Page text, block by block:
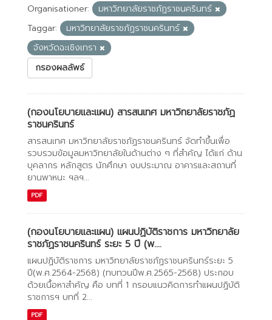
Organisationer:
มหาวิทยาลัยราชภัฏราชนครินทร์
Taggar:
มหาวิทยาลัยราชภัฏราชนครินทร์
จังหวัดฉะเชิงเทรา
กรองผลลัพธ์
(กองนโยบายและแผน) สารสนเทศ มหาวิทยาลัยราชภัฏ
ราชนครินทร์
สารสนเทศ มหาวิทยาลัยราชภัฏราชนครินทร์ จัดทำขึ้นเพื่อ
รวบรวมข้อมูลมหาวิทยาลัยในด้านต่าง ๆ ที่สำคัญ ได้แก่ ด้าน
บุคลากร หลักสูตร นักศึกษา งบประมาณ อาคารและสถานที่
ยานพาหนะ ฯลฯ...
PDF
(กองนโยบายและแผน) แผนปฏิบัติราชการ มหาวิทยาลัย
ราชภัฏราชนครินทร์ ระยะ 5 ปี (พ....
แผนปฏิบัติราชการ มหาวิทยาลัยราชภัฏราชนครินทร์ระยะ 5
ปี(พ.ศ.2564-2568) (ทบทวนปีพ.ศ.2565-2568) ประกอบ
ด้วยเนื้อหาสำคัญ คือ บทที่ 1 กรอบแนวคิดการทำแผนปฏิบัติ
ราชการฯ บทที่ 2...
PDF